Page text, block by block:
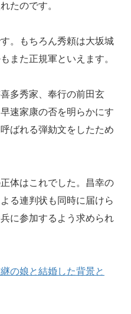
たのです。
。もちろん秀頼は大坂城
また正規軍といえます。
多秀家、奉行の前田玄
速家康の否を明らかにす
ばれる弾劾文をしたため
体はこれでした。昌幸の
る連判状も同時に届けら
に参加するよう求められ
の娘と結婚した背景と